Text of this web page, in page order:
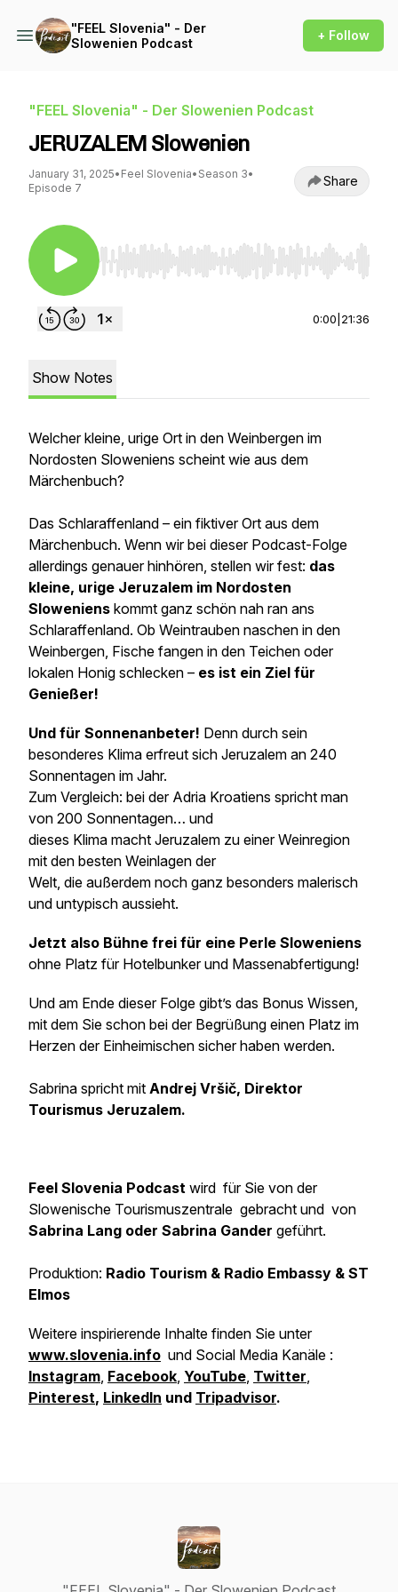
"FEEL Slovenia" - Der
Slowenien Podcast
+ Follow
"FEEL Slovenia" - Der Slowenien Podcast
JERUZALEM Slowenien
January 31, 2025• Feel Slovenia• Season 3•
Episode 7
Share
Use Left/Right to seek, Home/End to jump to
0:00 21:36
Show Notes
Welcher kleine, urige Ort in den Weinbergen im
Nordosten Sloweniens scheint wie aus dem
Märchenbuch?
Das Schlaraffenland – ein fiktiver Ort aus dem
Märchenbuch. Wenn wir bei dieser Podcast-Folge
allerdings genauer hinhören, stellen wir fest: das
kleine, urige Jeruzalem im Nordosten
Sloweniens kommt ganz schön nah ran ans
Schlaraffenland. Ob Weintrauben naschen in den
Weinbergen, Fische fangen in den Teichen oder
lokalen Honig schlecken – es ist ein Ziel für
Genießer!
Und für Sonnenanbeter! Denn durch sein
besonderes Klima erfreut sich Jeruzalem an 240
Sonnentagen im Jahr.
Zum Vergleich: bei der Adria Kroatiens spricht man
von 200 Sonnentagen… und
dieses Klima macht Jeruzalem zu einer Weinregion
mit den besten Weinlagen der
Welt, die außerdem noch ganz besonders malerisch
und untypisch aussieht.
Jetzt also Bühne frei für eine Perle Sloweniens
ohne Platz für Hotelbunker und Massenabfertigung!
Und am Ende dieser Folge gibt’s das Bonus Wissen,
mit dem Sie schon bei der Begrüßung einen Platz im
Herzen der Einheimischen sicher haben werden.
Sabrina spricht mit Andrej Vršič, Direktor
Tourismus Jeruzalem.
Feel Slovenia Podcast wird für Sie von der
Slowenische Tourismuszentrale gebracht und von
Sabrina Lang oder Sabrina Gander geführt.
Produktion: Radio Tourism & Radio Embassy & ST
Elmos
Weitere inspirierende Inhalte finden Sie unter
www.slovenia.info und Social Media Kanäle :
Instagram, Facebook, YouTube, Twitter,
Pinterest, LinkedIn und Tripadvisor.